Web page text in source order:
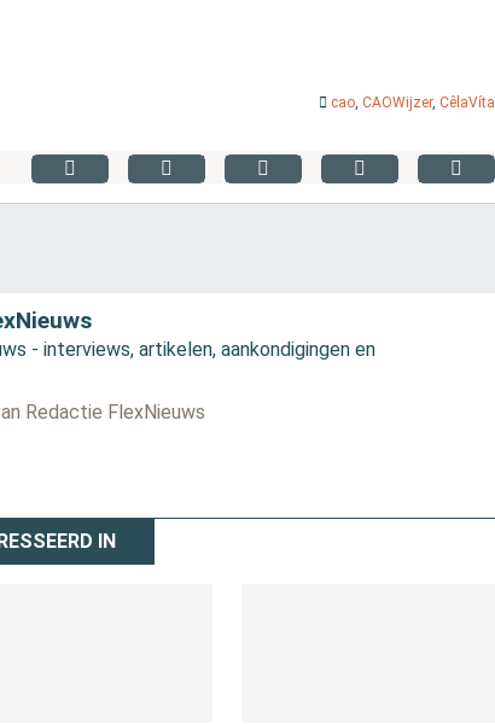
cao ,CAOWijzer,CêlaVíta
- interviews, artikelen, aankondigingen en
Redactie FlexNieuws
IN